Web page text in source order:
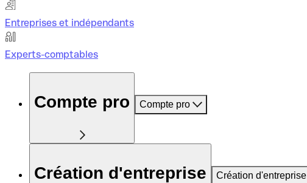
Entreprises et indépendants
Experts-comptables
Compte pro Compte pro
Création d'entreprise Création d'entreprise